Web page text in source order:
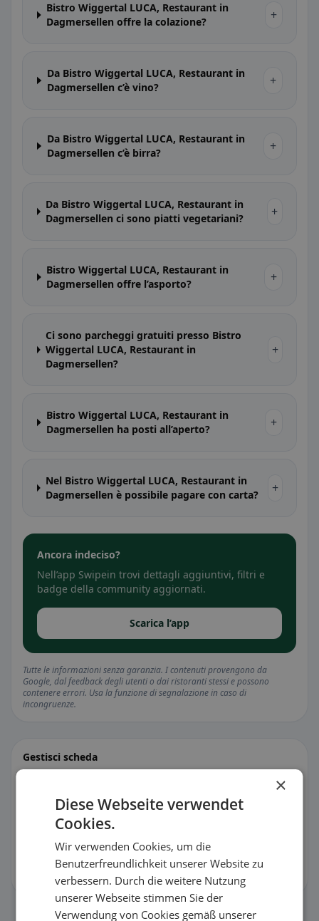
Bistro Wiggertal LUCA, Restaurant in
Dagmersellen offre la colazione?
+
Da Bistro Wiggertal LUCA, Restaurant in
Dagmersellen c’è vino?
+
Da Bistro Wiggertal LUCA, Restaurant in
Dagmersellen c’è birra?
+
Da Bistro Wiggertal LUCA, Restaurant in
Dagmersellen ci sono piatti vegetariani?
+
Bistro Wiggertal LUCA, Restaurant in
Dagmersellen offre l’asporto?
+
Ci sono parcheggi gratuiti presso Bistro
Wiggertal LUCA, Restaurant in
Dagmersellen?
+
Bistro Wiggertal LUCA, Restaurant in
Dagmersellen ha posti all’aperto?
+
Nel Bistro Wiggertal LUCA, Restaurant in
Dagmersellen è possibile pagare con carta?
+
Ancora indeciso?
Nell’app Swipein trovi dettagli aggiuntivi, filtri e
badge della community aggiornati.
Scarica l’app
Tutte le informazioni senza garanzia. I contenuti provengono da
Google, dal feedback degli utenti o dai ristoranti stessi e possono
contenere errori. Usa la funzione di segnalazione in caso di
incongruenze.
Gestisci scheda
🐛 Segnala un problema
🏪 Rivendica la scheda gratis
Così puoi gestire orari, menu e informazioni.
×
Diese Webseite verwendet
Cookies.
Wir verwenden Cookies, um die
Benutzerfreundlichkeit unserer Website zu
verbessern. Durch die weitere Nutzung
unserer Webseite stimmen Sie der
Verwendung von Cookies gemäß unserer